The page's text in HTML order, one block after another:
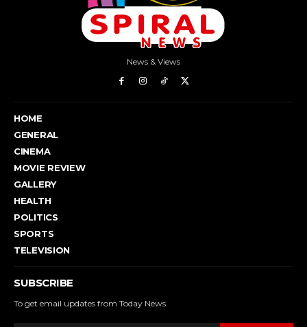
News & Views
HOME
GENERAL
CINEMA
MOVIE REVIEW
GALLERY
HEALTH
POLITICS
SPORTS
TELEVISION
SUBSCRIBE
To get email updates from Today News.